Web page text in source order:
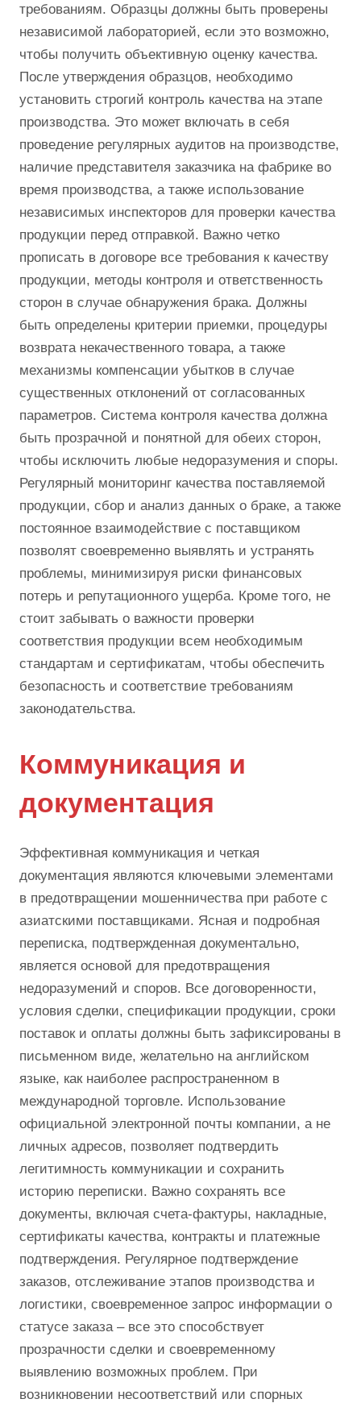
требованиям. Образцы должны быть проверены
независимой лабораторией, если это возможно,
чтобы получить объективную оценку качества.
После утверждения образцов, необходимо
установить строгий контроль качества на этапе
производства. Это может включать в себя
проведение регулярных аудитов на производстве,
наличие представителя заказчика на фабрике во
время производства, а также использование
независимых инспекторов для проверки качества
продукции перед отправкой. Важно четко
прописать в договоре все требования к качеству
продукции, методы контроля и ответственность
сторон в случае обнаружения брака. Должны
быть определены критерии приемки, процедуры
возврата некачественного товара, а также
механизмы компенсации убытков в случае
существенных отклонений от согласованных
параметров. Система контроля качества должна
быть прозрачной и понятной для обеих сторон,
чтобы исключить любые недоразумения и споры.
Регулярный мониторинг качества поставляемой
продукции, сбор и анализ данных о браке, а также
постоянное взаимодействие с поставщиком
позволят своевременно выявлять и устранять
проблемы, минимизируя риски финансовых
потерь и репутационного ущерба. Кроме того, не
стоит забывать о важности проверки
соответствия продукции всем необходимым
стандартам и сертификатам, чтобы обеспечить
безопасность и соответствие требованиям
законодательства.
Коммуникация и
документация
Эффективная коммуникация и четкая
документация являются ключевыми элементами
в предотвращении мошенничества при работе с
азиатскими поставщиками. Ясная и подробная
переписка, подтвержденная документально,
является основой для предотвращения
недоразумений и споров. Все договоренности,
условия сделки, спецификации продукции, сроки
поставок и оплаты должны быть зафиксированы в
письменном виде, желательно на английском
языке, как наиболее распространенном в
международной торговле. Использование
официальной электронной почты компании, а не
личных адресов, позволяет подтвердить
легитимность коммуникации и сохранить
историю переписки. Важно сохранять все
документы, включая счета-фактуры, накладные,
сертификаты качества, контракты и платежные
подтверждения. Регулярное подтверждение
заказов, отслеживание этапов производства и
логистики, своевременное запрос информации о
статусе заказа – все это способствует
прозрачности сделки и своевременному
выявлению возможных проблем. При
возникновении несоответствий или спорных